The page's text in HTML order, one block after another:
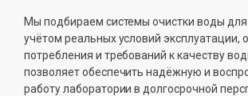
Мы подбираем системы очистки воды для
учётом реальных условий эксплуатации,
потребления и требований к качеству
позволяет обеспечить надёжную и
работу лаборатории в долгосрочной